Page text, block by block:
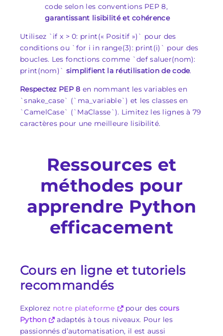
code selon les conventions PEP 8,
garantissant lisibilité et cohérence
Utilisez `if x > 0: print(« Positif »)` pour des
conditions ou `for i in range(3): print(i)` pour des
boucles. Les fonctions comme `def saluer(nom):
print(nom)` simplifient la réutilisation de code.
Respectez PEP 8 en nommant les variables en
`snake_case` (`ma_variable`) et les classes en
`CamelCase` (`MaClasse`). Limitez les lignes à 79
caractères pour une meilleure lisibilité.
Ressources et
méthodes pour
apprendre Python
efficacement
Cours en ligne et tutoriels
recommandés
Explorez notre plateforme pour des cours
Python
adaptés à tous niveaux. Pour les
passionnés d’automatisation, il est aussi